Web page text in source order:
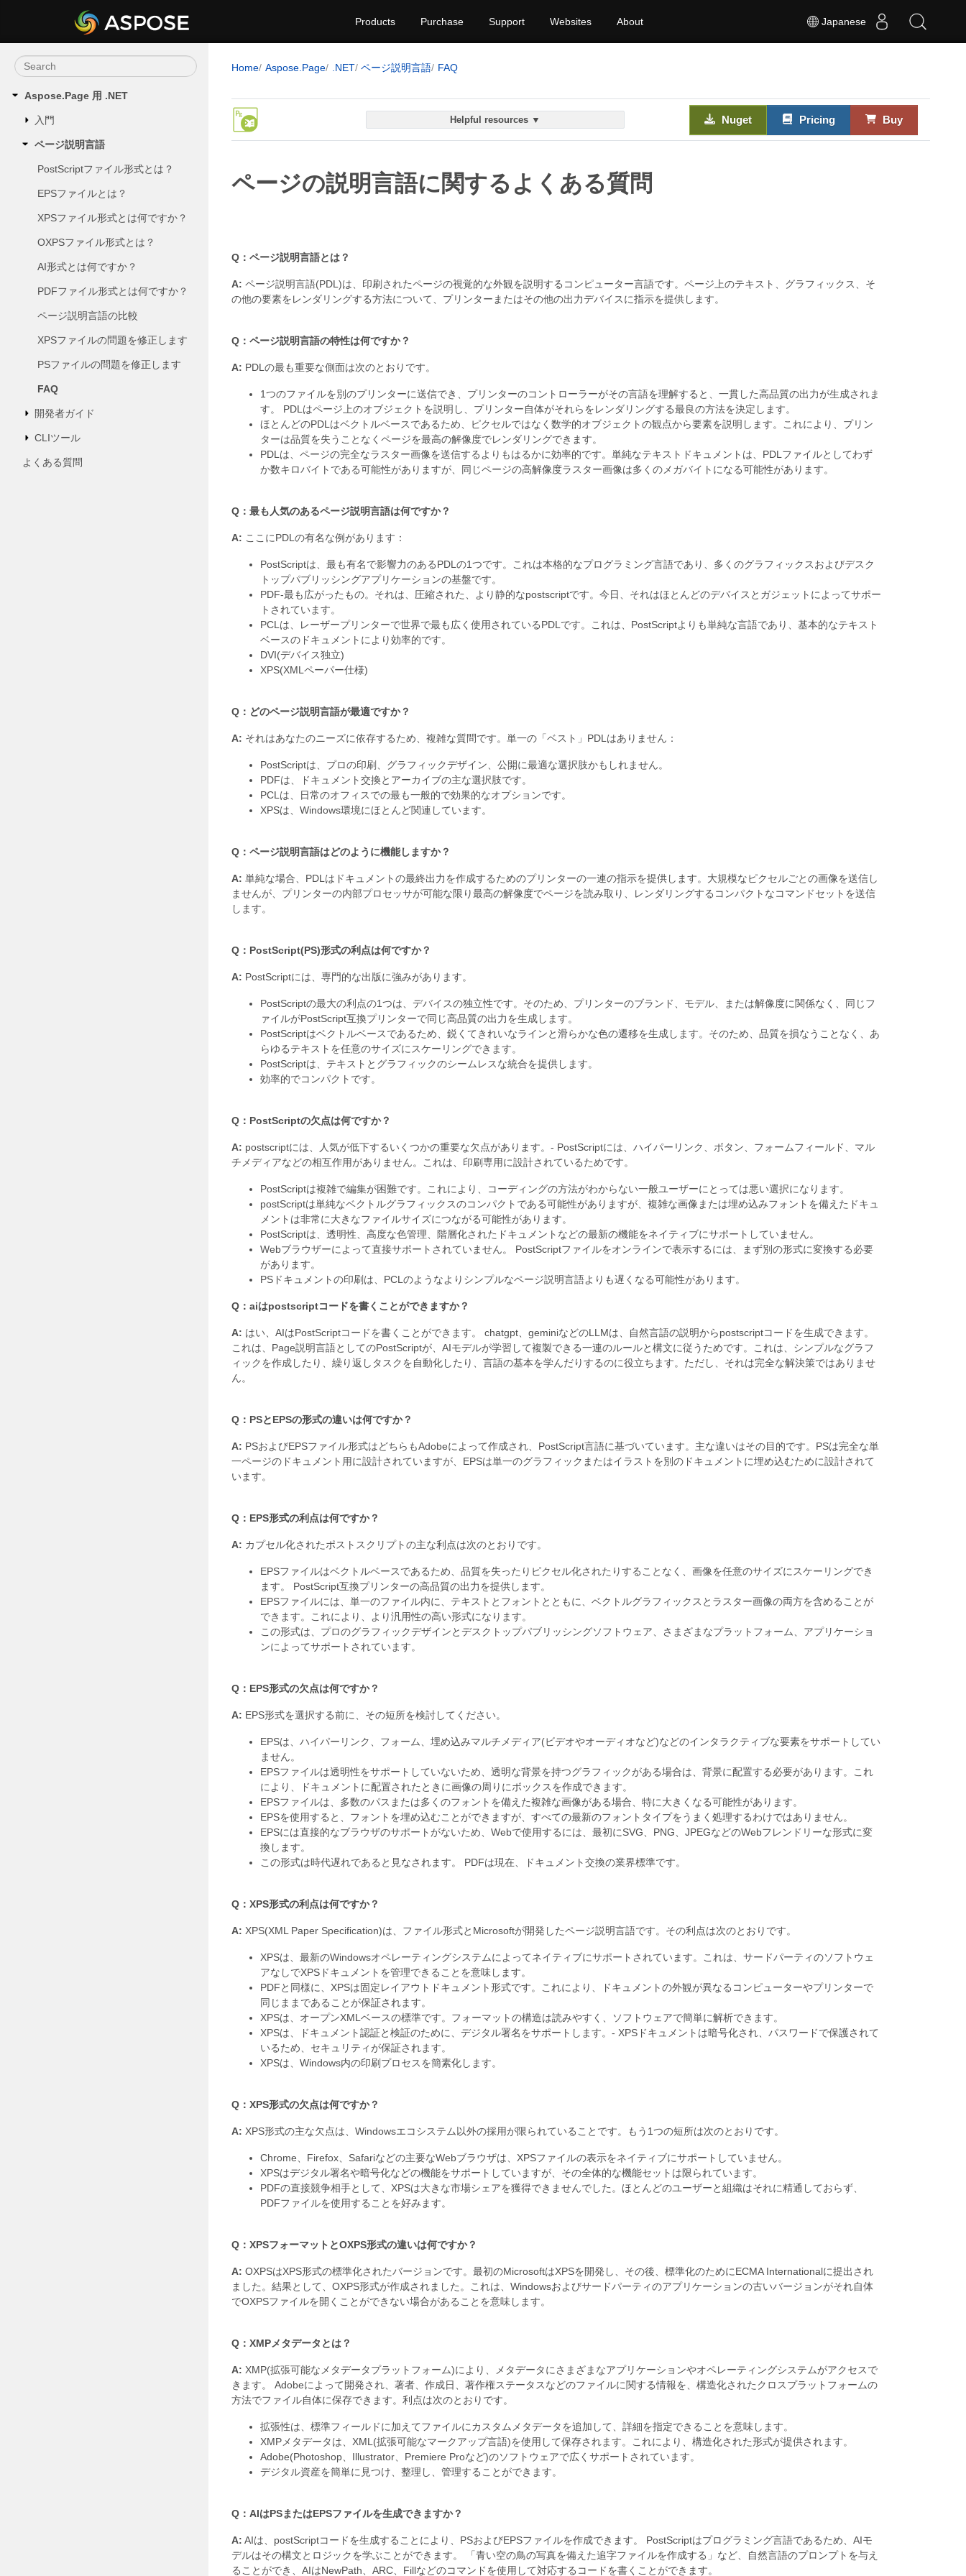
Japanese
Products Purchase Support Websites About
Aspose.Page 用 .NET
入門
ページ説明言語
PostScriptファイル形式とは？
EPSファイルとは？
XPSファイル形式とは何ですか？
OXPSファイル形式とは？
AI形式とは何ですか？
PDFファイル形式とは何ですか？
ページ説明言語の比較
XPSファイルの問題を修正します
PSファイルの問題を修正します
FAQ
開発者ガイド
CLIツール
よくある質問
Home Aspose.Page .NET ページ説明言語 FAQ
Helpful resources ▼ Nuget Pricing Buy
ページの説明言語に関するよくある質問
Q：ページ説明言語とは？
A: ページ説明言語(PDL)は、印刷されたページの視覚的な外観を説明するコンピューター言語です。ページ上のテキスト、グラフィックス、そ
の他の要素をレンダリングする方法について、プリンターまたはその他の出力デバイスに指示を提供します。
Q：ページ説明言語の特性は何ですか？
A: PDLの最も重要な側面は次のとおりです。
1つのファイルを別のプリンターに送信でき、プリンターのコントローラーがその言語を理解すると、一貫した高品質の出力が生成されま
す。 PDLはページ上のオブジェクトを説明し、プリンター自体がそれらをレンダリングする最良の方法を決定します。
ほとんどのPDLはベクトルベースであるため、ピクセルではなく数学的オブジェクトの観点から要素を説明します。これにより、プリン
ターは品質を失うことなくページを最高の解像度でレンダリングできます。
PDLは、ページの完全なラスター画像を送信するよりもはるかに効率的です。単純なテキストドキュメントは、PDLファイルとしてわず
か数キロバイトである可能性がありますが、同じページの高解像度ラスター画像は多くのメガバイトになる可能性があります。
Q：最も人気のあるページ説明言語は何ですか？
A: ここにPDLの有名な例があります：
PostScriptは、最も有名で影響力のあるPDLの1つです。これは本格的なプログラミング言語であり、多くのグラフィックスおよびデスク
トップパブリッシングアプリケーションの基盤です。
PDF-最も広がったもの。それは、圧縮された、より静的なpostscriptです。今日、それはほとんどのデバイスとガジェットによってサポー
トされています。
PCLは、レーザープリンターで世界で最も広く使用されているPDLです。これは、PostScriptよりも単純な言語であり、基本的なテキスト
ベースのドキュメントにより効率的です。
DVI(デバイス独立)
XPS(XMLペーパー仕様)
Q：どのページ説明言語が最適ですか？
A: それはあなたのニーズに依存するため、複雑な質問です。単一の「ベスト」PDLはありません：
PostScriptは、プロの印刷、グラフィックデザイン、公開に最適な選択肢かもしれません。
PDFは、ドキュメント交換とアーカイブの主な選択肢です。
PCLは、日常のオフィスでの最も一般的で効果的なオプションです。
XPSは、Windows環境にほとんど関連しています。
Q：ページ説明言語はどのように機能しますか？
A: 単純な場合、PDLはドキュメントの最終出力を作成するためのプリンターの一連の指示を提供します。大規模なピクセルごとの画像を送信し
ませんが、プリンターの内部プロセッサが可能な限り最高の解像度でページを読み取り、レンダリングするコンパクトなコマンドセットを送信
します。
Q：PostScript(PS)形式の利点は何ですか？
A: PostScriptには、専門的な出版に強みがあります。
PostScriptの最大の利点の1つは、デバイスの独立性です。そのため、プリンターのブランド、モデル、または解像度に関係なく、同じフ
ァイルがPostScript互換プリンターで同じ高品質の出力を生成します。
PostScriptはベクトルベースであるため、鋭くてきれいなラインと滑らかな色の遷移を生成します。そのため、品質を損なうことなく、あ
らゆるテキストを任意のサイズにスケーリングできます。
PostScriptは、テキストとグラフィックのシームレスな統合を提供します。
効率的でコンパクトです。
Q：PostScriptの欠点は何ですか？
A: postscriptには、人気が低下するいくつかの重要な欠点があります。- PostScriptには、ハイパーリンク、ボタン、フォームフィールド、マル
チメディアなどの相互作用がありません。これは、印刷専用に設計されているためです。
PostScriptは複雑で編集が困難です。これにより、コーディングの方法がわからない一般ユーザーにとっては悪い選択になります。
postScriptは単純なベクトルグラフィックスのコンパクトである可能性がありますが、複雑な画像または埋め込みフォントを備えたドキュ
メントは非常に大きなファイルサイズにつながる可能性があります。
PostScriptは、透明性、高度な色管理、階層化されたドキュメントなどの最新の機能をネイティブにサポートしていません。
Webブラウザーによって直接サポートされていません。 PostScriptファイルをオンラインで表示するには、まず別の形式に変換する必要
があります。
PSドキュメントの印刷は、PCLのようなよりシンプルなページ説明言語よりも遅くなる可能性があります。
Q：aiはpostscriptコードを書くことができますか？
A: はい、AIはPostScriptコードを書くことができます。 chatgpt、geminiなどのLLMは、自然言語の説明からpostscriptコードを生成できます。
これは、Page説明言語としてのPostScriptが、AIモデルが学習して複製できる一連のルールと構文に従うためです。これは、シンプルなグラフ
ィックを作成したり、繰り返しタスクを自動化したり、言語の基本を学んだりするのに役立ちます。ただし、それは完全な解決策ではありませ
ん。
Q：PSとEPSの形式の違いは何ですか？
A: PSおよびEPSファイル形式はどちらもAdobeによって作成され、PostScript言語に基づいています。主な違いはその目的です。PSは完全な単
一ページのドキュメント用に設計されていますが、EPSは単一のグラフィックまたはイラストを別のドキュメントに埋め込むために設計されて
います。
Q：EPS形式の利点は何ですか？
A: カプセル化されたポストスクリプトの主な利点は次のとおりです。
EPSファイルはベクトルベースであるため、品質を失ったりピクセル化されたりすることなく、画像を任意のサイズにスケーリングでき
ます。 PostScript互換プリンターの高品質の出力を提供します。
EPSファイルには、単一のファイル内に、テキストとフォントとともに、ベクトルグラフィックスとラスター画像の両方を含めることが
できます。これにより、より汎用性の高い形式になります。
この形式は、プロのグラフィックデザインとデスクトップパブリッシングソフトウェア、さまざまなプラットフォーム、アプリケーショ
ンによってサポートされています。
Q：EPS形式の欠点は何ですか？
A: EPS形式を選択する前に、その短所を検討してください。
EPSは、ハイパーリンク、フォーム、埋め込みマルチメディア(ビデオやオーディオなど)などのインタラクティブな要素をサポートしてい
ません。
EPSファイルは透明性をサポートしていないため、透明な背景を持つグラフィックがある場合は、背景に配置する必要があります。これ
により、ドキュメントに配置されたときに画像の周りにボックスを作成できます。
EPSファイルは、多数のパスまたは多くのフォントを備えた複雑な画像がある場合、特に大きくなる可能性があります。
EPSを使用すると、フォントを埋め込むことができますが、すべての最新のフォントタイプをうまく処理するわけではありません。
EPSには直接的なブラウザのサポートがないため、Webで使用するには、最初にSVG、PNG、JPEGなどのWebフレンドリーな形式に変
換します。
この形式は時代遅れであると見なされます。 PDFは現在、ドキュメント交換の業界標準です。
Q：XPS形式の利点は何ですか？
A: XPS(XML Paper Specification)は、ファイル形式とMicrosoftが開発したページ説明言語です。その利点は次のとおりです。
XPSは、最新のWindowsオペレーティングシステムによってネイティブにサポートされています。これは、サードパーティのソフトウェ
アなしでXPSドキュメントを管理できることを意味します。
PDFと同様に、XPSは固定レイアウトドキュメント形式です。これにより、ドキュメントの外観が異なるコンピューターやプリンターで
同じままであることが保証されます。
XPSは、オープンXMLベースの標準です。フォーマットの構造は読みやすく、ソフトウェアで簡単に解析できます。
XPSは、ドキュメント認証と検証のために、デジタル署名をサポートします。- XPSドキュメントは暗号化され、パスワードで保護されて
いるため、セキュリティが保証されます。
XPSは、Windows内の印刷プロセスを簡素化します。
Q：XPS形式の欠点は何ですか？
A: XPS形式の主な欠点は、Windowsエコシステム以外の採用が限られていることです。もう1つの短所は次のとおりです。
Chrome、Firefox、Safariなどの主要なWebブラウザは、XPSファイルの表示をネイティブにサポートしていません。
XPSはデジタル署名や暗号化などの機能をサポートしていますが、その全体的な機能セットは限られています。
PDFの直接競争相手として、XPSは大きな市場シェアを獲得できませんでした。ほとんどのユーザーと組織はそれに精通しておらず、
PDFファイルを使用することを好みます。
Q：XPSフォーマットとOXPS形式の違いは何ですか？
A: OXPSはXPS形式の標準化されたバージョンです。最初のMicrosoftはXPSを開発し、その後、標準化のためにECMA Internationalに提出され
ました。結果として、OXPS形式が作成されました。これは、Windowsおよびサードパーティのアプリケーションの古いバージョンがそれ自体
でOXPSファイルを開くことができない場合があることを意味します。
Q：XMPメタデータとは？
A: XMP(拡張可能なメタデータプラットフォーム)により、メタデータにさまざまなアプリケーションやオペレーティングシステムがアクセスで
きます。 Adobeによって開発され、著者、作成日、著作権ステータスなどのファイルに関する情報を、構造化されたクロスプラットフォームの
方法でファイル自体に保存できます。利点は次のとおりです。
拡張性は、標準フィールドに加えてファイルにカスタムメタデータを追加して、詳細を指定できることを意味します。
XMPメタデータは、XML(拡張可能なマークアップ言語)を使用して保存されます。これにより、構造化された形式が提供されます。
Adobe(Photoshop、Illustrator、Premiere Proなど)のソフトウェアで広くサポートされています。
デジタル資産を簡単に見つけ、整理し、管理することができます。
Q：AIはPSまたはEPSファイルを生成できますか？
A: AIは、postScriptコードを生成することにより、PSおよびEPSファイルを作成できます。 PostScriptはプログラミング言語であるため、AIモ
デルはその構文とロジックを学ぶことができます。 「青い空の鳥の写真を備えた追字ファイルを作成する」など、自然言語のプロンプトを与え
ることができ、AIはNewPath、ARC、Fillなどのコマンドを使用して対応するコードを書くことができます。